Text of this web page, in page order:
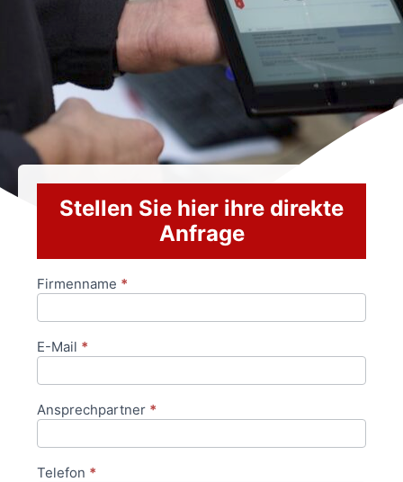
Stellen Sie hier ihre direkte
Anfrage
Anfrageformular
Firmenname *
E-Mail *
Ansprechpartner *
Telefon *